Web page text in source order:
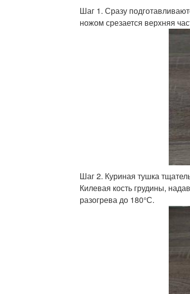
Шаг 1. Сразу
ножом срезается верхняя
Шаг 2. Куриная тушка
Килевая кость грудины,
разогрева до 180°С.